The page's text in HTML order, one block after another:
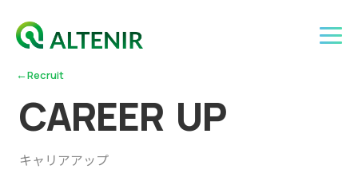
←Recruit
CAREER UP
キャリアアップ